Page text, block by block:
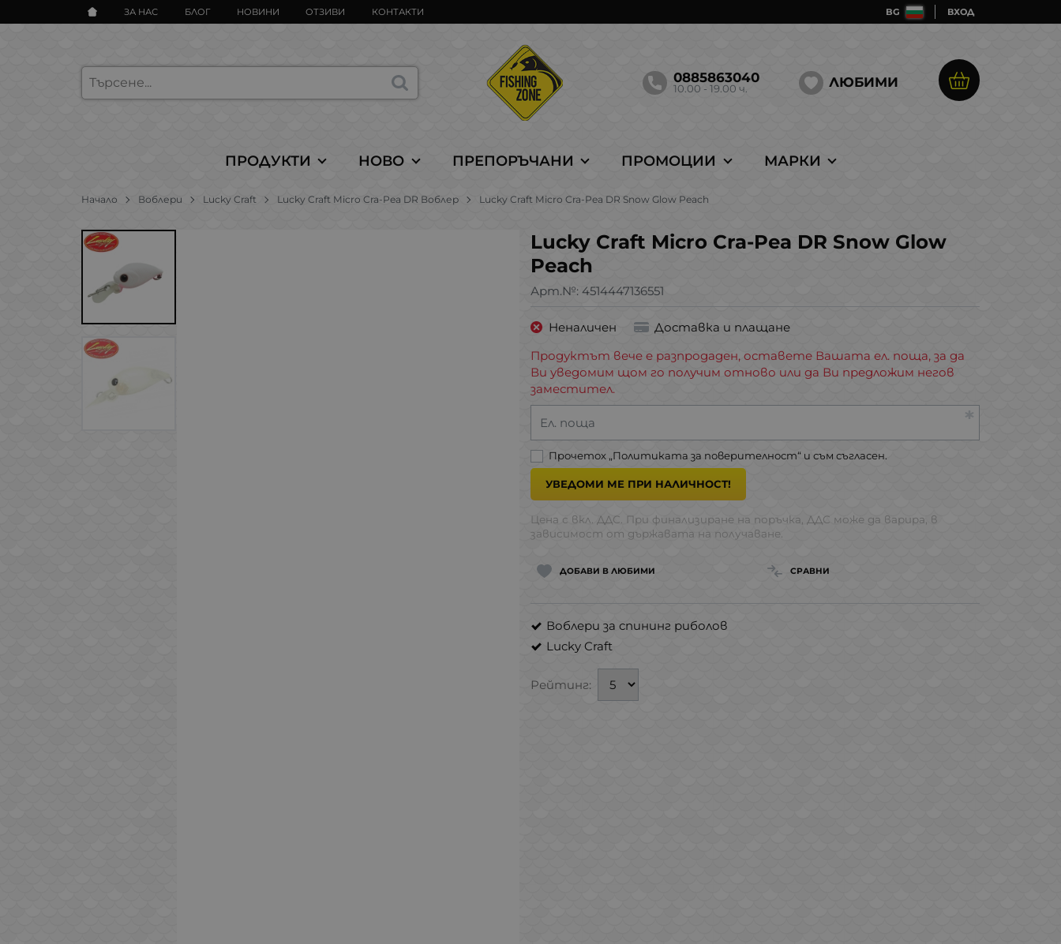
ЗА НАС БЛОГ НОВИНИ ОТЗИВИ КОНТАКТИ BG ВХОД
0885863040
10.00 - 19.00 ч. ЛЮБИМИ
ПРОДУКТИ ПРОМОЦИИ
НОВО ПРЕПОРЪЧАНИ МАРКИ
Начало Воблери Lucky Craft Lucky Craft Micro Cra-Pea DR Воблер Lucky Craft Micro Cra-Pea DR Snow Glow Peach
Lucky Craft Micro Cra-Pea DR Snow Glow
Peach
Арт.№: 4514447136551
Неналичен
Доставка и плащане
Продуктът вече е разпродаден, оставете Вашата ел. поща, за да
Ви уведомим щом го получим отново или да Ви предложим негов
заместител.
Ел. поща
Прочетох „Политиката за поверителност“ и съм съгласен.
УВЕДОМИ МЕ ПРИ НАЛИЧНОСТ!
Цена с вкл. ДДС. При финализиране на поръчка, ДДС може да варира, в
зависимост от държавата на получаване.
ДОБАВИ В ЛЮБИМИ СРАВНИ
Воблери за спининг риболов
Lucky Craft
Рейтинг: